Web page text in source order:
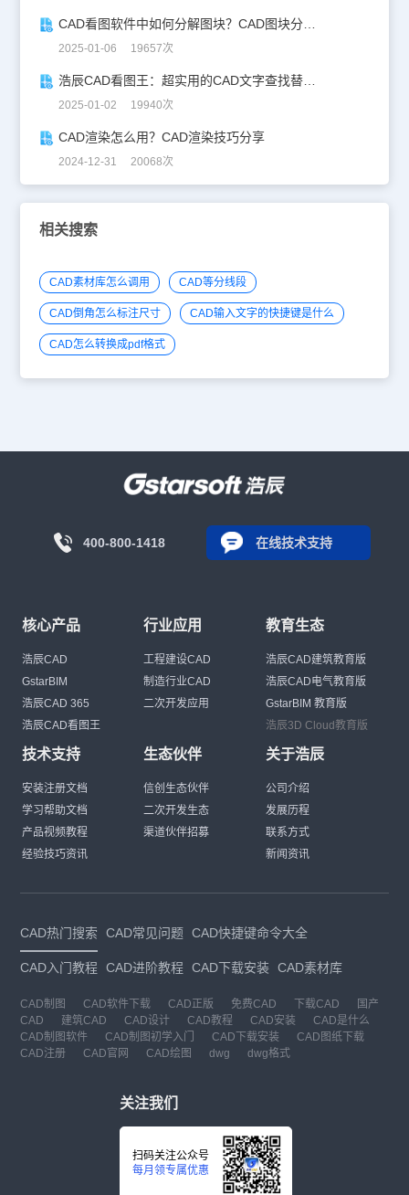
CAD看图软件中如何分解图块？CAD图块分解详解！
2025-01-06 19657次
浩辰CAD看图王：超实用的CAD文字查找替换技巧分享！
2025-01-02 19940次
CAD渲染怎么用？CAD渲染技巧分享
2024-12-31 20068次
相关搜索
CAD素材库怎么调用 CAD等分线段
CAD倒角怎么标注尺寸 CAD输入文字的快捷键是什么
CAD怎么转换成pdf格式
400-800-1418 在线技术支持
核心产品
浩辰CAD
GstarBIM
浩辰CAD 365
浩辰CAD看图王
行业应用
工程建设CAD
制造行业CAD
二次开发应用
教育生态
浩辰CAD建筑教育版
浩辰CAD电气教育版
GstarBIM 教育版
浩辰3D Cloud教育版
技术支持
安装注册文档
学习帮助文档
产品视频教程
经验技巧资讯
生态伙伴
信创生态伙伴
二次开发生态
渠道伙伴招募
关于浩辰
公司介绍
发展历程
联系方式
新闻资讯
CAD热门搜索 CAD常见问题 CAD快捷键命令大全
CAD入门教程 CAD进阶教程 CAD下载安装 CAD素材库
CAD制图 CAD软件下载 CAD正版 免费CAD 下载CAD
国产
CAD
建筑CAD CAD设计 CAD教程 CAD安装
CAD是什么
CAD制图软件
CAD制图初学入门 CAD下载安装
CAD图纸下载
CAD注册
CAD官网 CAD绘图 dwg dwg格式
关注我们
扫码关注公众号
每月领专属优惠